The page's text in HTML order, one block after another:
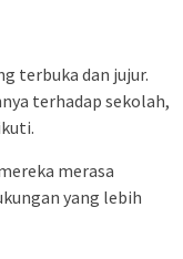
terbuka dan jujur.
terhadap sekolah,
merasa
yang lebih